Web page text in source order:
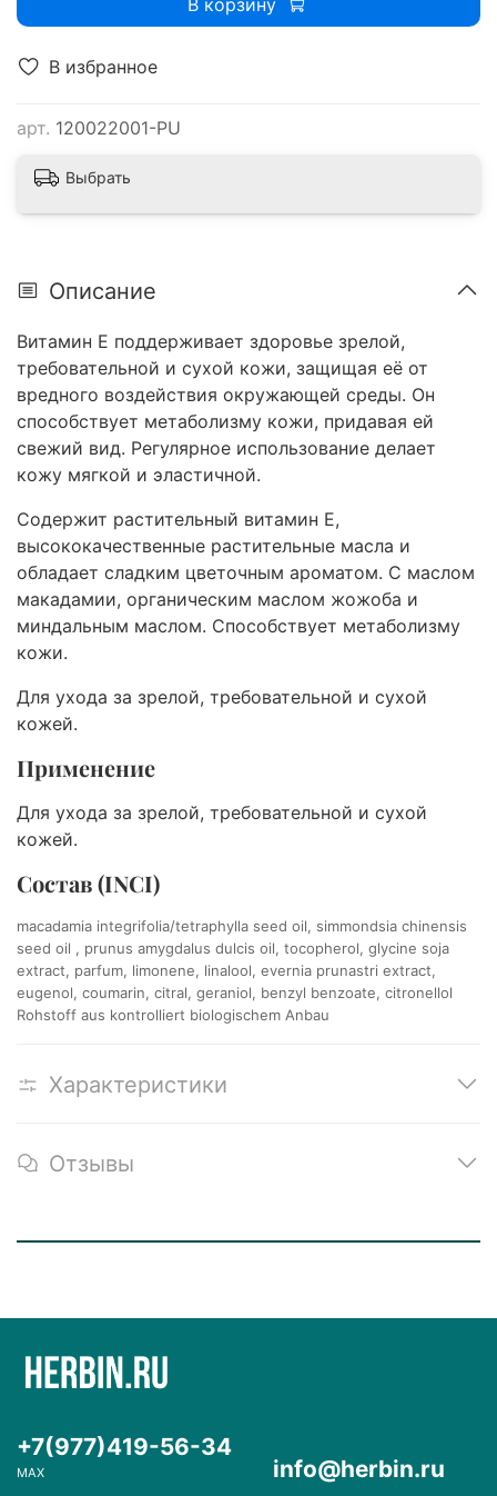
В избранное
арт. 120022001-PU
Выбрать
Описание
Витамин Е поддерживает здоровье зрелой,
требовательной и сухой кожи, защищая её от
вредного воздействия окружающей среды. Он
способствует метаболизму кожи, придавая ей
свежий вид. Регулярное использование делает
кожу мягкой и эластичной.
Содержит растительный витамин Е,
высококачественные растительные масла и
обладает сладким цветочным ароматом. С маслом
макадамии, органическим маслом жожоба и
миндальным маслом. Способствует метаболизму
кожи.
Для ухода за зрелой, требовательной и сухой
кожей.
Применение
Для ухода за зрелой, требовательной и сухой
кожей.
Состав (INCI)
macadamia integrifolia/tetraphylla seed oil, simmondsia chinensis
seed oil , prunus amygdalus dulcis oil, tocopherol, glycine soja
extract, parfum, limonene, linalool, evernia prunastri extract,
eugenol, coumarin, citral, geraniol, benzyl benzoate, citronellol
Rohstoff aus kontrolliert biologischem Anbau
Характеристики
Отзывы
+7(977)419-56-34
MAX info@herbin.ru